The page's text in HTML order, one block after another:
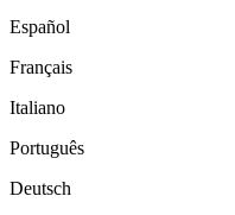
Español
Français
Italiano
Português
Deutsch